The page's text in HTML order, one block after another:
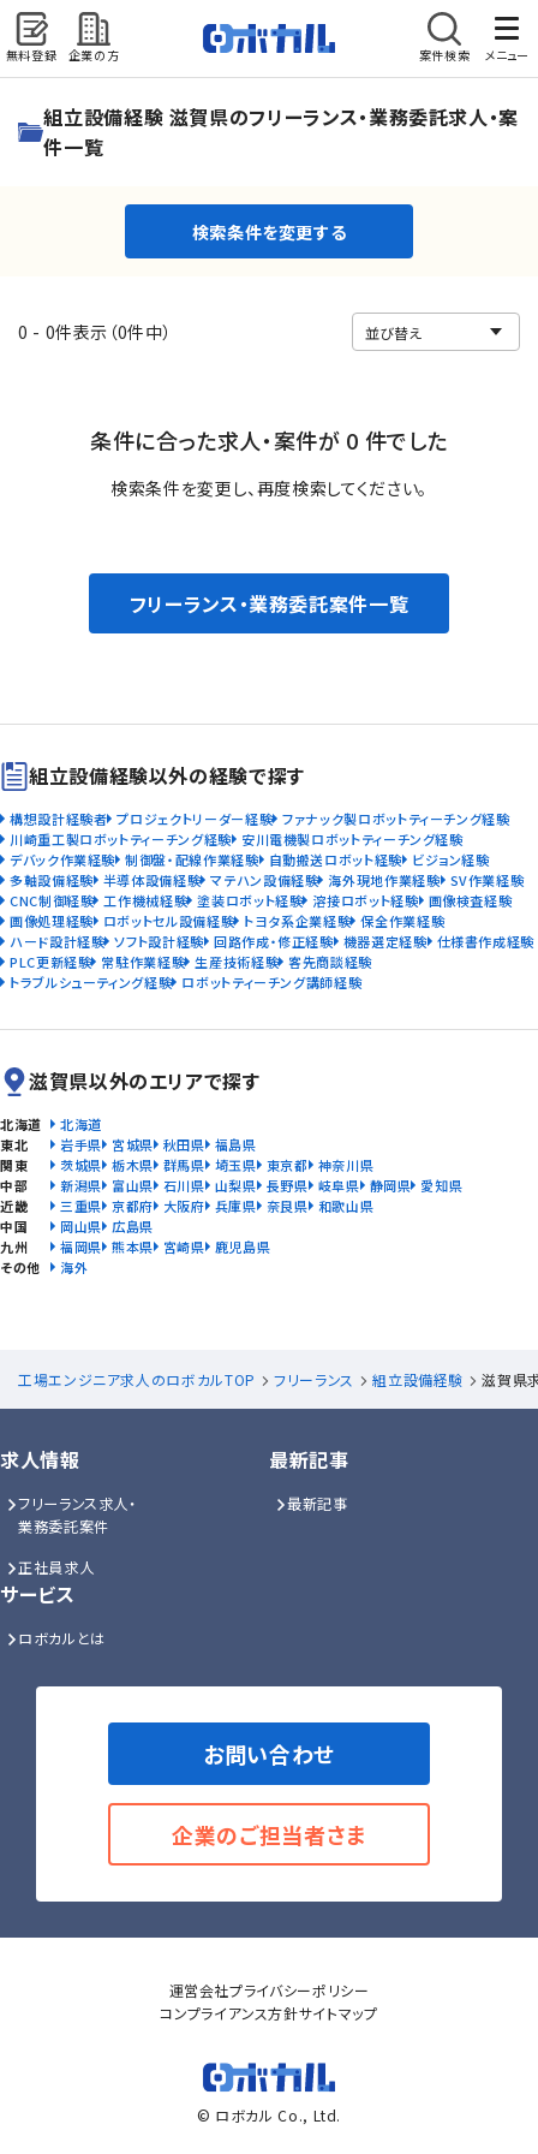
無料登録 企業の方 案件検索 メニュー
検索条件を変更する
組立設備経験 滋賀県のフリーランス・業務委託求人・案
件一覧
検索条件を変更する
0 - 0件表示（0件中）
条件に合った求人・案件が 0 件でした
検索条件を変更し、再度検索してください。
フリーランス・業務委託案件一覧
組立設備経験以外の経験で探す
構想設計経験者 プロジェクトリーダー経験 ファナック製ロボットティーチング経験
川崎重工製ロボットティーチング経験 安川電機製ロボットティーチング経験
デバック作業経験 制御盤・配線作業経験 自動搬送ロボット経験 ビジョン経験
多軸設備経験 半導体設備経験 マテハン設備経験 海外現地作業経験 SV作業経験
CNC制御経験 工作機械経験 塗装ロボット経験 溶接ロボット経験 画像検査経験
画像処理経験 ロボットセル設備経験 トヨタ系企業経験 保全作業経験
ハード設計経験 ソフト設計経験 回路作成・修正経験 機器選定経験 仕様書作成経験
PLC更新経験 常駐作業経験 生産技術経験 客先商談経験
トラブルシューティング経験 ロボットティーチング講師経験
滋賀県以外のエリアで探す
北海道
北海道
東北
岩手県 宮城県 秋田県 福島県
関東
茨城県 栃木県 群馬県 埼玉県 東京都
神奈川県
中部
新潟県 富山県 石川県 山梨県 長野県 岐阜県 静岡県 愛知県
近畿
三重県 京都府 大阪府 兵庫県 奈良県 和歌山県
中国
岡山県
広島県
九州
福岡県 熊本県 宮崎県
鹿児島県
その他
海外
工場エンジニア求人のロボカルTOP フリーランス 組立設備経験 滋賀県
求人情報
フリーランス求人・
業務委託案件
正社員求人
最新記事
最新記事
サービス
ロボカルとは
お問い合わせ
企業のご担当者さま
運営会社プライバシーポリシー
コンプライアンス方針サイトマップ
© ロボカル Co., Ltd.